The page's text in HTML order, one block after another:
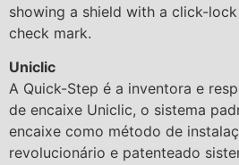
showing a shield with a click-
check mark.
Uniclic
A Quick-Step é a inventora e
de encaixe Uniclic, o sistema
encaixe como método de
revolucionário e patenteado